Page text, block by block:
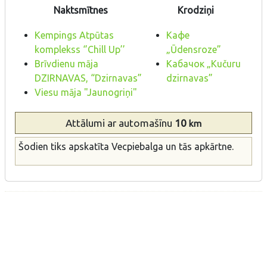
Naktsmītnes Krodziņi
Kempings Atpūtas
komplekss ‘’Chill Up’’
Brīvdienu māja
DZIRNAVAS, “Dzirnavas”
Viesu māja "Jaunogriņi"
Kафе
„Ūdensroze”
Kабачок „Kučuru
dzirnavas”
Attālumi ar automašīnu 10 km
Šodien tiks apskatīta Vecpiebalga un tās apkārtne.